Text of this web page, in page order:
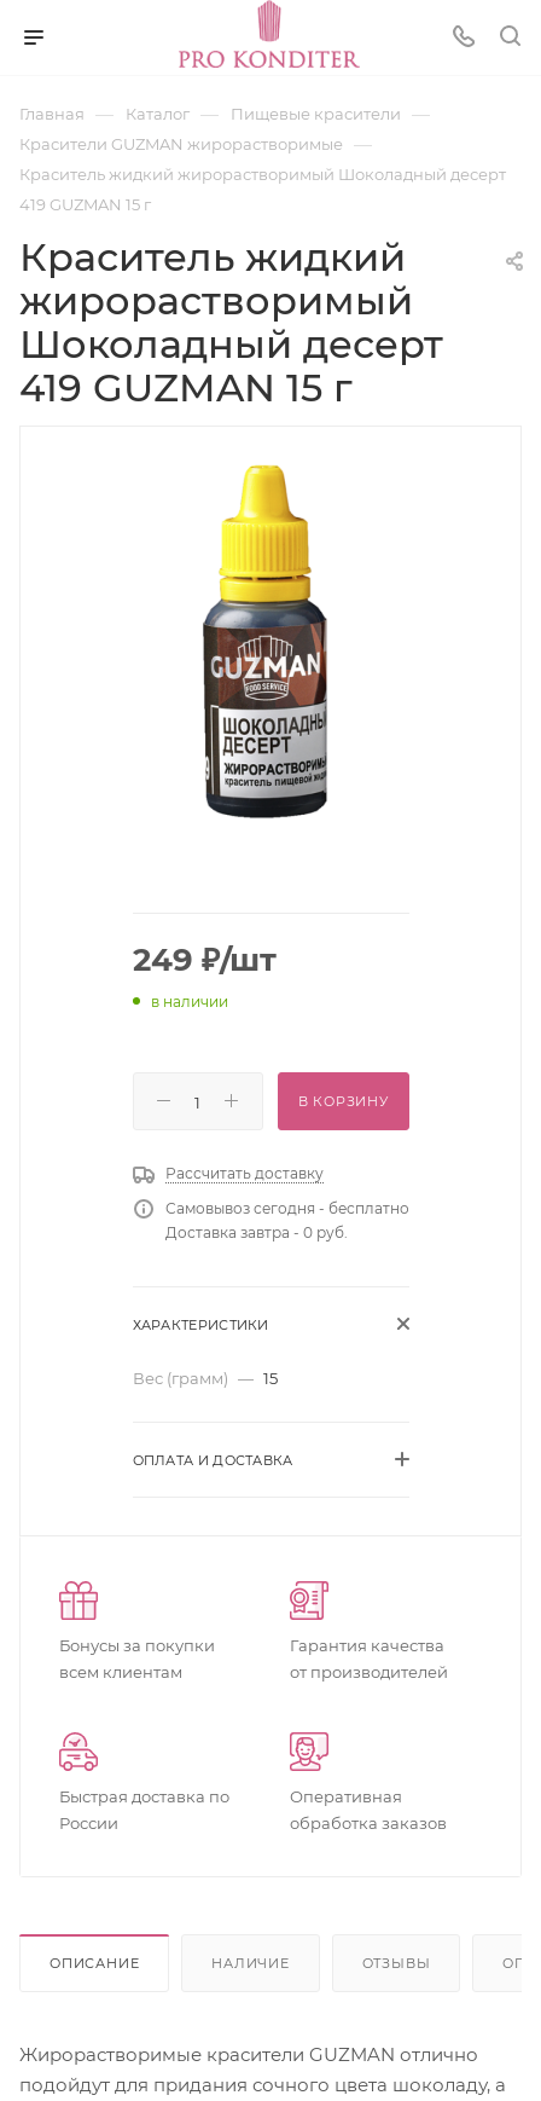
Главная — Каталог — Пищевые красители —
Красители GUZMAN жирорастворимые —
Краситель жидкий жирорастворимый Шоколадный десерт
419 GUZMAN 15 г
Краситель жидкий
жирорастворимый
Шоколадный десерт
419 GUZMAN 15 г
249 ₽/шт
в наличии
В КОРЗИНУ
Рассчитать доставку
Самовывоз сегодня - бесплатно
Доставка завтра - 0 руб.
ХАРАКТЕРИСТИКИ
Вес (грамм) — 15
ОПЛАТА И ДОСТАВКА
Бонусы за покупки
всем клиентам
Гарантия качества
от производителей
Быстрая доставка по
России
Оперативная
обработка заказов
ОПИСАНИЕ НАЛИЧИЕ ОТЗЫВЫ
Жирорастворимые красители GUZMAN отлично
подойдут для придания сочного цвета шоколаду, а